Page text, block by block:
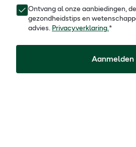
Ontvang al onze aanbiedingen,
gezondheidstips en
advies. Privacyverklaring.*
Aanmelden